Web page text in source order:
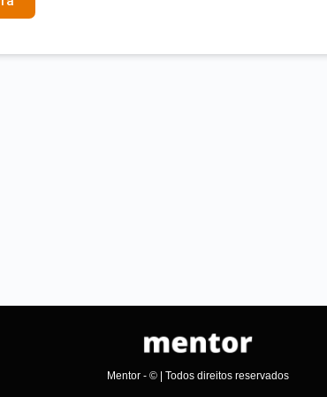
Mentor - © | Todos direitos reservados